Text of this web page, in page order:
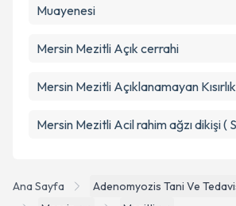
Ana Sayfa
Adenomyozis Tani Ve
Muayenesi
Mersin Mezitli Açık cerrahi
Mersin Mezitli Açıklanamayan Kısırlık
Mersin Mezitli Acil rahim ağzı dikişi (